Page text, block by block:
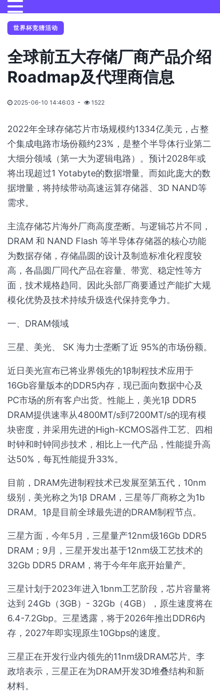
世界杯竞猜活动
全球前五大存储厂商产品介绍
Roadmap及代理商信息
2025-06-10 14:46:03 1522
2022年全球存储芯片市场规模约1334亿美元，占整
个集成电路市场份额约23%，是整个半导体行业第二
大细分领域（第一大为逻辑电路）。预计2028年或
将出现超过1 Yotabyte的数据增量。而如此庞大的数
据增量，将持续带动高速运算存储器、3D NAND等
需求。
主流存储芯片海外厂商高度垄断。与逻辑芯片不同，
DRAM 和 NAND Flash 等半导体存储器的核心功能
为数据存储，存储晶圆的设计及制造标准化程度较
高，各晶圆厂同代产品在容量、带宽、稳定性等方
面，技术规格趋同。因此头部厂商要通过产能扩大规
模化优势及技术持续升级迭代保持竞争力。
一、DRAM领域
三星、美光、 SK 海力士垄断了近 95%的市场份额。
近日美光宣布已将业界领先的1β制程技术应用于
16Gb容量版本的DDR5内存，现已面向数据中心及
PC市场的所有客户出货。性能上，美光1β DDR5
DRAM提供速率从4800MT/s到7200MT/s的现有模
块密度，并采用先进的High-KCMOS器件工艺、四相
时钟和时钟同步技术，相比上一代产品，性能提升高
达50%，每瓦性能提升33%。
目前，DRAM先进制程技术已发展至第五代，10nm
级别，美光称之为1β DRAM，三星等厂商称之为1b
DRAM。1β是目前全球最先进的DRAM制程节点。
三星方面，今年5月，三星量产12nm级16Gb DDR5
DRAM；9月，三星开发出基于12nm级工艺技术的
32Gb DDR5 DRAM，将于今年年底开始量产。
三星计划于2023年进入1bnm工艺阶段，芯片容量将
达到 24Gb（3GB）- 32Gb（4GB），原生速度将在
6.4-7.2Gbp。三星透露，将于2026年推出DDR6内
存，2027年即实现原生10Gbps的速度。
三星正在开发行业内领先的11nm级DRAM芯片。李
政培表示，三星正在为DRAM开发3D堆叠结构和新
材料。